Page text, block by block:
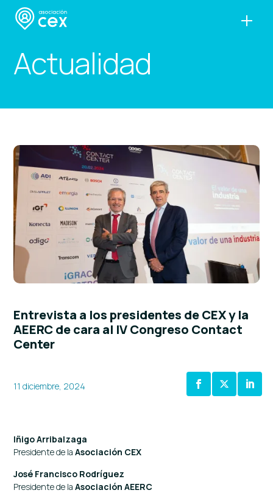
Actualidad
Entrevista a los presidentes de CEX y la
AEERC de cara al IV Congreso Contact
Center
11 diciembre, 2024
Iñigo Arribalzaga
Presidente de laAsociación CEX
José Francisco Rodríguez
Presidente de la Asociación AEERC